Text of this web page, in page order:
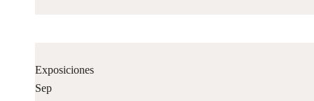
Exposiciones
Sep